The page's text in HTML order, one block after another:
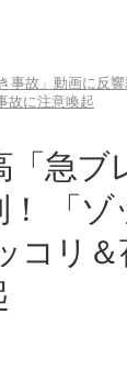
事故」動画に反
故に注意喚起
急ブ
「
コリ